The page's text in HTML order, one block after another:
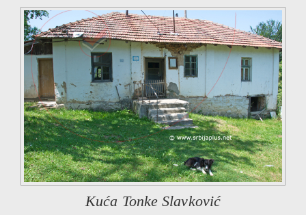
Kuća Tonke Slavković